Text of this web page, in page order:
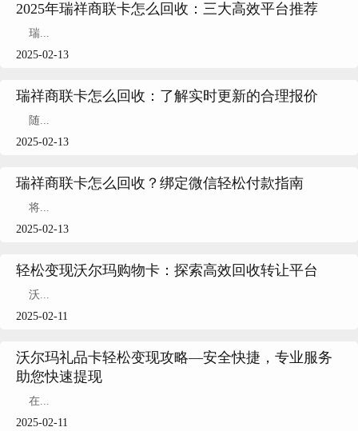
2025年瑞祥商联卡怎么回收：三大高效平台推荐
瑞...
2025-02-13
瑞祥商联卡怎么回收：了解实时更新的合理报价
随...
2025-02-13
瑞祥商联卡怎么回收？绑定微信轻松付款指南
将...
2025-02-13
轻松变现沃尔玛购物卡：探索高效回收转让平台
沃...
2025-02-11
沃尔玛礼品卡轻松变现攻略—安全快捷，专业服务
助您快速提现
在...
2025-02-11